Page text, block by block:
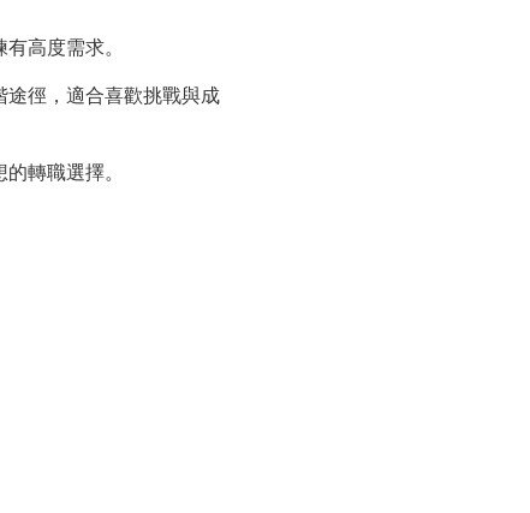
高度需求。
途徑，適合喜歡挑戰與成
轉職選擇。